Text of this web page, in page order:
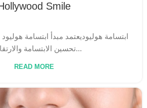
Smile
ابتسامة هوليوديعتمد مبدأ ابتسامة
تحسين الابتسامة والارتقاء بها...
READ MORE